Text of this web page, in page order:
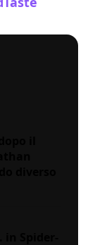
il
Spider-